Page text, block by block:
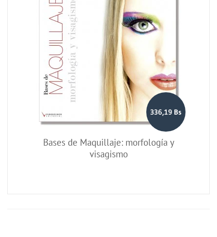
336,19 Bs
Bases de Maquillaje: morfología y
visagismo